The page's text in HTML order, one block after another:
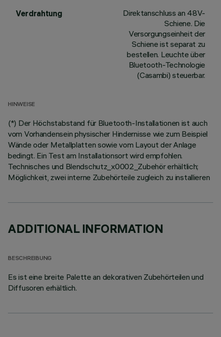
Verdrahtung
Direktanschluss an 48V-
Schiene. Die
Versorgungseinheit der
Schiene ist separat zu
bestellen. Leuchte über
Bluetooth-Technologie
(Casambi) steuerbar.
HINWEISE
(*) Der Höchstabstand für Bluetooth-Installationen ist auch
vom Vorhandensein physischer Hindernisse wie zum Beispiel
Wände oder Metallplatten sowie vom Layout der Anlage
bedingt. Ein Test am Installationsort wird empfohlen.
Technisches und Blendschutz_x0002_Zubehör erhältlich;
Möglichkeit, zwei interne Zubehörteile zugleich zu installieren
ADDITIONAL INFORMATION
BESCHREIBUNG
Es ist eine breite Palette an dekorativen Zubehörteilen und
Diffusoren erhältlich.